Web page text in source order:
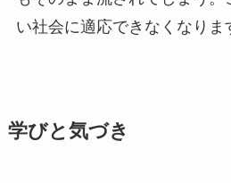
い社会に適応できなくなりま
学びと気づき